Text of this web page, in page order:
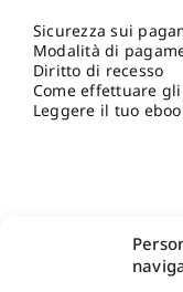
Sicurezza sui
Modalità di
Diritto di recesso
Come effettuare
Leggere il tuo